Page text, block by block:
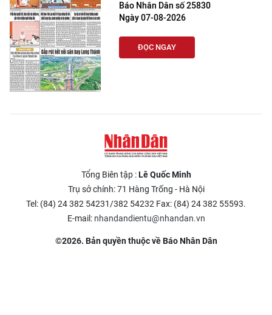
Báo Nhân Dân số 25830
Ngày 07-08-2026
ĐỌC NGAY
Tổng Biên tập :Lê Quốc Minh
Trụ sở chính: 71 Hàng Trống - Hà Nội
Tel: (84) 24 382 54231/382 54232 Fax: (84) 24 382 55593.
E-mail: nhandandientu@nhandan.vn
©2026. Bản quyền thuộc về Báo Nhân Dân